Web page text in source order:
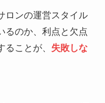
ロンの運営スタイル
るのか、利点と欠点
ことが、 失敗しな